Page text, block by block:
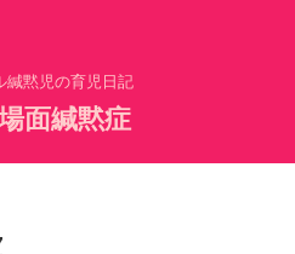
緘黙児の育児日記
面緘黙症